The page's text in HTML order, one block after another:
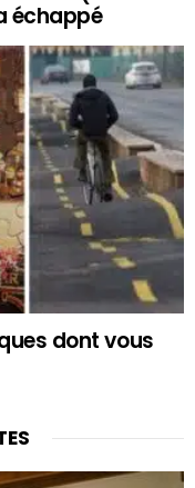
échappé
dont vous